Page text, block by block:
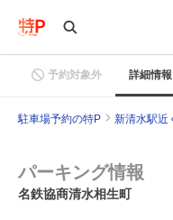
予約対象外 詳細情報
駐車場予約の特P 新清水駅近
パーキング情報
名鉄協商清水相生町